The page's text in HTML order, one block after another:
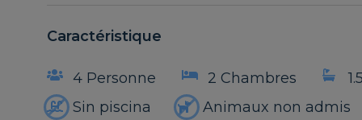
Caractéristique
4 Personne 2 Chambres
Sin piscina Animaux non admis